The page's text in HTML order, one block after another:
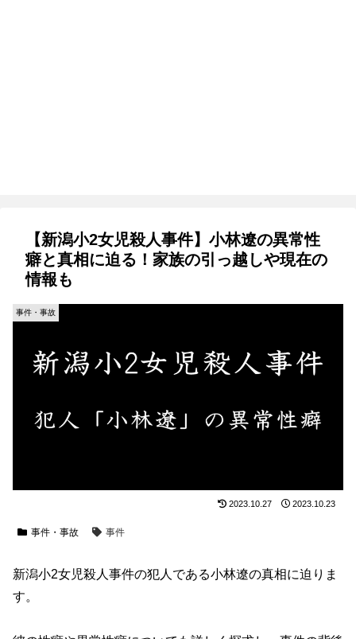
【新潟小2女児殺人事件】小林遼の異常性
癖と真相に迫る！家族の引っ越しや現在の
情報も
事件・事故
2023.10.27 2023.10.23
事件・事故 事件
新潟小2女児殺人事件の犯人である小林遼の真相に迫りま
す。